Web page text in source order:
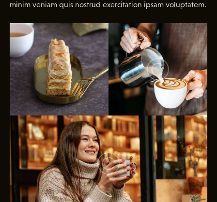
minim veniam quis nostrud exercitation ipsam voluptatem.